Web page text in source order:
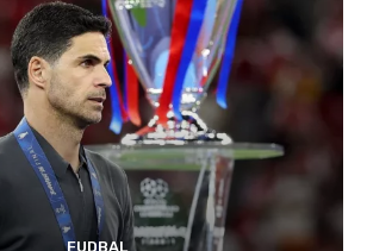
FUDBAL